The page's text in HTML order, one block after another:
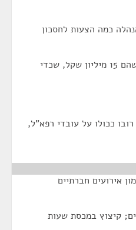
כמה הצעות לחסכון
בתקציב התפעולי של הרשות, שהם 15 מיליון שקל, שכדי
ככולו על עובדי רפא"ל,
אירועים חברתיים
קיצוץ במכסת שעות